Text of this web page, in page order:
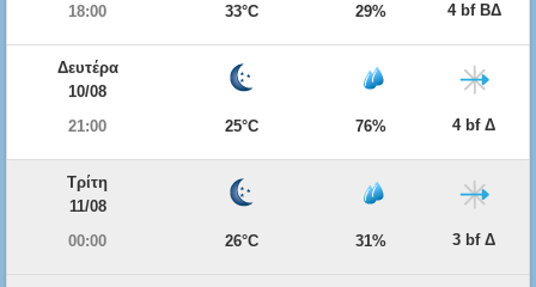
18:00
33°C 29% 4 bf ΒΔ
Δευτέρα
10/08
21:00
25°C 76% 4 bf Δ
Τρίτη
11/08
00:00
26°C 31% 3 bf Δ